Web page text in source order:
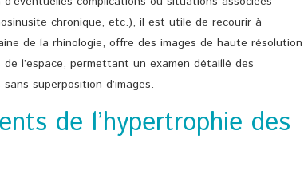
chronique, etc.), il est utile de recourir à
de la rhinologie, offre des images de haute résolution
l’espace, permettant un examen détaillé des
superposition d’images.
de l’hypertrophie des